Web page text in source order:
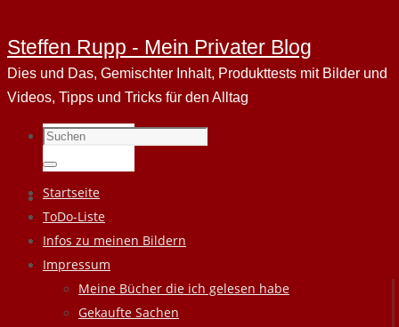
Steffen Rupp - Mein Privater Blog
Dies und Das, Gemischter Inhalt, Produkttests mit Bilder und
Videos, Tipps und Tricks für den Alltag
Suchen
nach:
Suchen
Zum
Inhalt
springen
Startseite
ToDo-Liste
Infos zu meinen Bildern
Impressum
Meine Bücher die ich gelesen habe
Gekaufte Sachen